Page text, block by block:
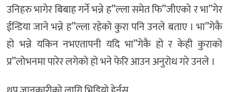
उनिहरु भागेर बिबाह गर्ने भन्ने ह”ल्ला समेत फि”जीएको र भा”गेर
ईन्डिया जाने भन्ने ह”ल्ला रहेको कुरा पनि उनले बताए । भा”गेकै
हो भन्ने यकिन नभएतापनी यदि भा”गेकै हो र केही कुराको
प्र”लोभनमा पारेर लगेको हो भने फेरि आउन अनुरोध गरे उनले ।